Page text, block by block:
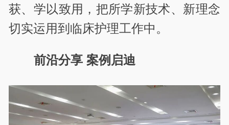
获、学以致用，把所学新技术、新理念
切实运用到临床护理工作中。
前沿分享 案例启迪